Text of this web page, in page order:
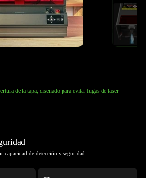
de la tapa, diseñado para evitar fugas de láser
capacidad de detección y seguridad